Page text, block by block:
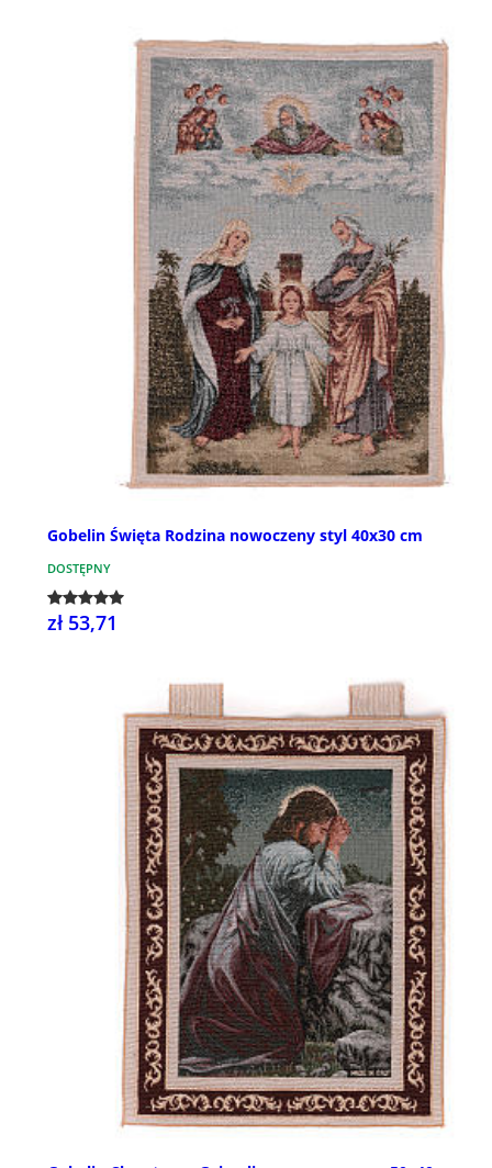
Gobelin Święta Rodzina nowoczeny styl 40x30 cm
DOSTĘPNY
zł 53,71